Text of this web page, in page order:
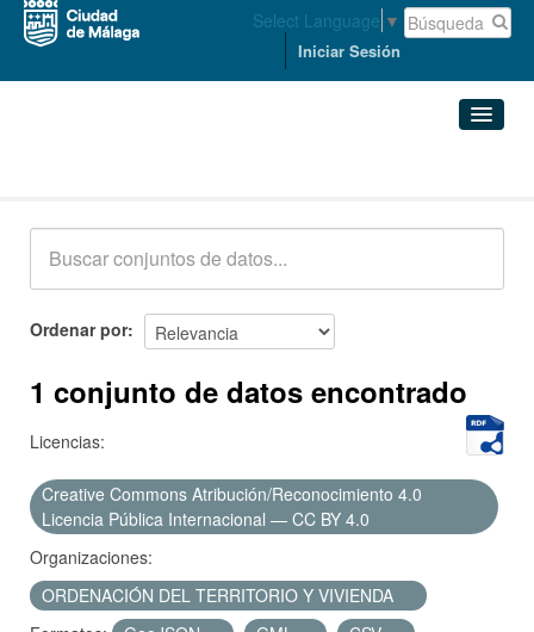
Select Language ▼
Iniciar Sesión
Acerca de
Ordenar por
1 conjunto de datos encontrado
Licencias:
Creative Commons Atribución/Reconocimiento 4.0
Licencia Pública Internacional — CC BY 4.0
Organizaciones:
ORDENACIÓN DEL TERRITORIO Y VIVIENDA